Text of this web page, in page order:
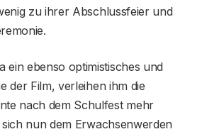
zu ihrer Abschlussfeier und
ein ebenso optimistisches und
der Film, verleihen ihm die
nach dem Schulfest mehr
sich nun dem Erwachsenwerden